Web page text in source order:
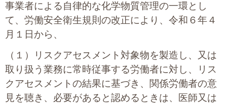
事業者による自律的な化学物質管理の一環とし
て、労働安全衛生規則の改正により、令和６年４
月１日から、
（１）リスクアセスメント対象物を製造し、又は
取り扱う業務に常時従事する労働者に対し、リス
クアセスメントの結果に基づき、関係労働者の意
見を聴き、必要があると認めるときは、医師又は